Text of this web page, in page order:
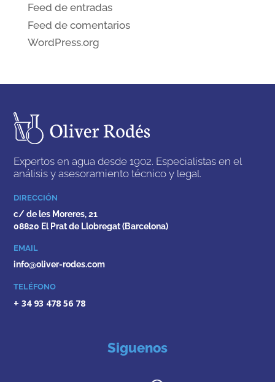
Feed de entradas
Feed de comentarios
WordPress.org
Expertos en agua desde 1902. Especialistas en el
análisis y asesoramiento técnico y legal.
DIRECCIÓN
c/ de les Moreres, 21
08820 El Prat de Llobregat (Barcelona)
EMAIL
info@oliver-rodes.com
TELÉFONO
+ 34 93 478 56 78
Siguenos